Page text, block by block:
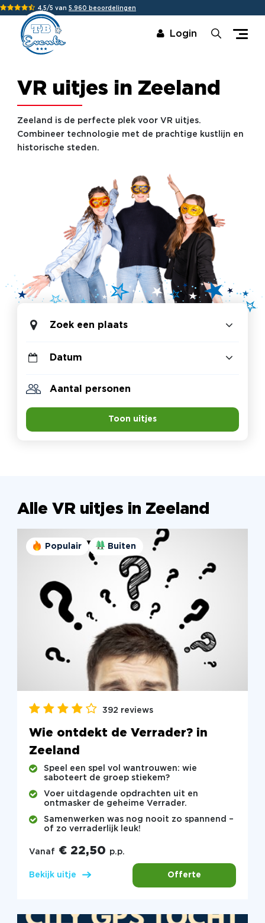
4,5/5 van 5.960 beoordelingen
Login
VR uitjes in Zeeland
Zeeland is de perfecte plek voor VR uitjes.
Combineer technologie met de prachtige kustlijn en
historische steden.
Zoek een plaats
Toon uitjes
Alle VR uitjes in Zeeland
Populair Buiten
392 reviews
Wie ontdekt de Verrader? in
Zeeland
Speel een spel vol wantrouwen: wie
saboteert de groep stiekem?
Voer uitdagende opdrachten uit en
ontmasker de geheime Verrader.
Samenwerken was nog nooit zo spannend –
of zo verraderlijk leuk!
Vanaf € 22,50 p.p.
Bekijk uitje Offerte